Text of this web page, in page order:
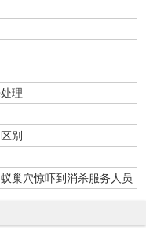
理
别
巢穴惊吓到消杀服务人员